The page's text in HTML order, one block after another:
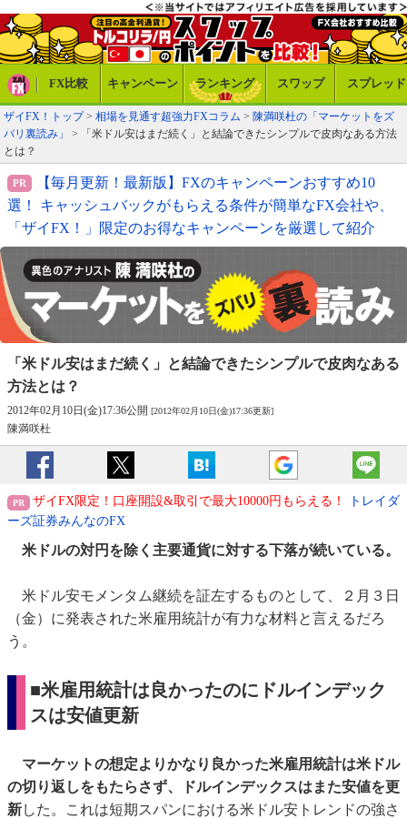
FX比較 キャンペーン ランキング スワップ スプレッド
ザイFX！トップ> 相場を見通す超強力FXコラム > 陳満咲杜の「マーケットをズ
バリ裏読み」
> 「米ドル安はまだ続く」と結論できたシンプルで皮肉なある方法
とは？
【毎月更新！最新版】FXのキャンペーンおすすめ10
選！ キャッシュバックがもらえる条件が簡単なFX会社や、
「ザイFX！」限定のお得なキャンペーンを厳選して紹介
「米ドル安はまだ続く」と結論できたシンプルで皮肉なある
方法とは？
2012年02月10日(金)17:36公開 [2012年02月10日(金)17:36更新]
陳満咲杜
ザイFX限定！口座開設&取引で最大10000円もらえる！
トレイダ
ーズ証券みんなのFX
米ドルの対円を除く主要通貨に対する下落が続いている。
米ドル安モメンタム継続を証左するものとして、２月３日
（金）に発表された米雇用統計が有力な材料と言えるだろ
う。
■米雇用統計は良かったのにドルインデック
スは安値更新
マーケットの想定よりかなり良かった米雇用統計は米ドル
の切り返しをもたらさず、ドルインデックスはまた安値を更
新した。これは短期スパンにおける米ドル安トレンドの強さ